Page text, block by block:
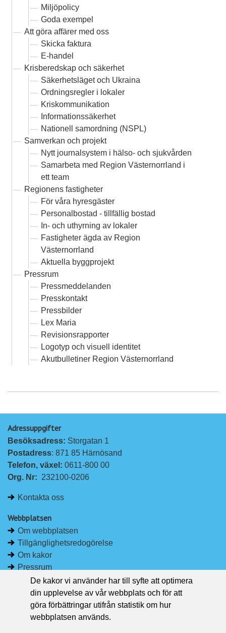
Miljöpolicy
Goda exempel
Att göra affärer med oss
Skicka faktura
E-handel
Krisberedskap och säkerhet
Säkerhetsläget och Ukraina
Ordningsregler i lokaler
Kriskommunikation
Informationssäkerhet
Nationell samordning (NSPL)
Samverkan och projekt
Nytt journalsystem i hälso- och sjukvården
Samarbeta med Region Västernorrland i
ett team
Regionens fastigheter
För våra hyresgäster
Personalbostad - tillfällig bostad
In- och uthyrning av lokaler
Fastigheter ägda av Region
Västernorrland
Aktuella byggprojekt
Pressrum
Pressmeddelanden
Presskontakt
Pressbilder
Lex Maria
Revisionsrapporter
Logotyp och visuell identitet
Akutbulletiner Region Västernorrland
Adressuppgifter
Besöksadress: Storgatan 1
Postadress: 871 85 Härnösand
Telefon, växel: 0611-800 00
Org. Nr: 232100-0206
Kontakta oss
Webbplatsen
Om webbplatsen
Tillgänglighetsredogörelse
Om kakor
Pressrum
Håll dig uppdaterad
Följ Region Västernorrland på Facebook
Region Västernorrland i sociala medier
De kakor vi använder har till syfte att optimera
din upplevelse av vår webbplats och för att
göra förbättringar utifrån statistik om hur
webbplatsen används.